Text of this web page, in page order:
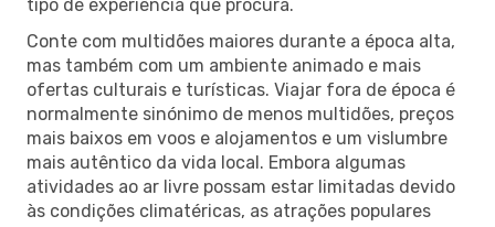
tipo de experiência que procura.
Conte com multidões maiores durante a época alta,
mas também com um ambiente animado e mais
ofertas culturais e turísticas. Viajar fora de época é
normalmente sinónimo de menos multidões, preços
mais baixos em voos e alojamentos e um vislumbre
mais autêntico da vida local. Embora algumas
atividades ao ar livre possam estar limitadas devido
às condições climatéricas, as atrações populares